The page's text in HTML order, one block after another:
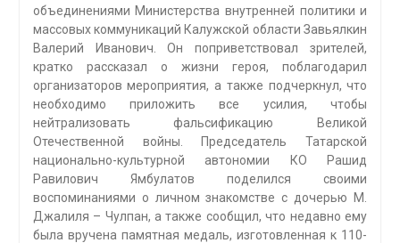
объединениями Министерства внутренней политики и
массовых коммуникаций Калужской области Завьялкин
Валерий Иванович. Он поприветствовал зрителей,
кратко рассказал о жизни героя, поблагодарил
организаторов мероприятия, а также подчеркнул, что
необходимо приложить все усилия, чтобы
нейтрализовать фальсификацию Великой
Отечественной войны. Председатель Татарской
национально-культурной автономии КО Рашид
Равилович Ямбулатов поделился своими
воспоминаниями о личном знакомстве с дочерью М.
Джалиля – Чулпан, а также сообщил, что недавно ему
была вручена памятная медаль, изготовленная к 110-